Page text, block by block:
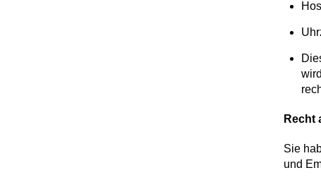
Recht
Sie
und